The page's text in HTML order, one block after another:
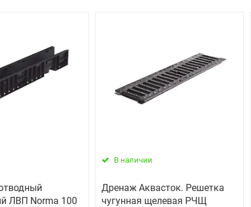
ЛВП Norma 100
В наличии
Дренаж Аквасток. Решетка
чугунная щелевая РЧЩ